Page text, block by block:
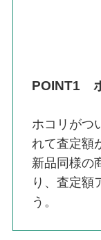
POINT1
ホコリがつ
れて査定額
新品同様の
り、査定額
う。